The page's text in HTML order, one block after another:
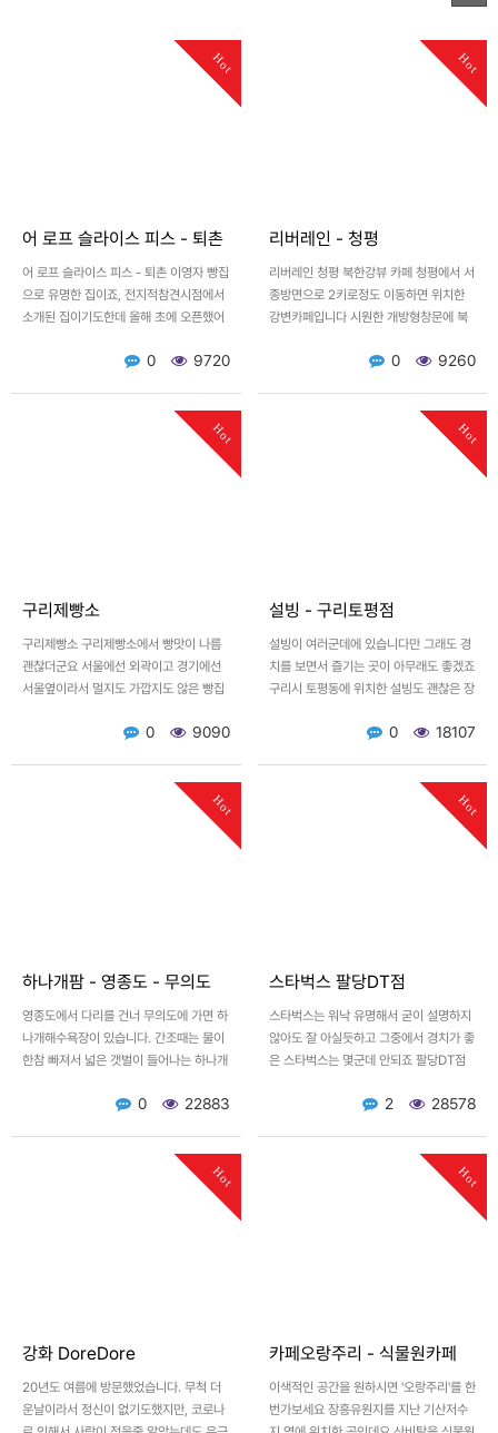
Hot
어 로프 슬라이스 피스 - 퇴촌
어 로프 슬라이스 피스 - 퇴촌 이영자 빵집
으로 유명한 집이죠, 전지적참견시점에서
소개된 집이기도한데 올해 초에 오픈했어
0 9720
Hot
리버레인 - 청평
리버레인 청평 북한강뷰 카페 청평에서 서
종방면으로 2키로정도 이동하면 위치한
강변카페입니다 시원한 개방형창문에 북
가 필수로 이야기를하는데 사실…
0 9260
Hot
구리제빵소
구리제빵소 구리제빵소에서 빵맛이 나름
괜찮더군요 서울에선 외곽이고 경기에선
서울옆이라서 멀지도 가깝지도 않은 빵집
2022-10-31 16:36:… 0 9090
Hot
설빙 - 구리토평점
설빙이 여러군데에 있습니다만 그래도 경
치를 보면서 즐기는 곳이 아무래도 좋겠죠
구리시 토평동에 위치한 설빙도 괜찮은 장
전해본 떡볶이(빙수집에…
0 18107
Hot
하나개팜 - 영종도 - 무의도
영종도에서 다리를 건너 무의도에 가면 하
나개해수욕장이 있습니다. 간조때는 물이
한참 빠져서 넓은 갯벌이 들어나는 하나개
커피를 즐기고 싶으시…0 22883
Hot
스타벅스 팔당DT점
스타벅스는 워낙 유명해서 굳이 설명하지
않아도 잘 아실듯하고 그중에서 경치가 좋
은 스타벅스는 몇군데 안되죠 팔당DT점
히 노을질무렵이 멋집니…
2 28578
Hot
강화 DoreDore
20년도 여름에 방문했었습니다. 무척 더
운날이라서 정신이 없기도했지만, 코로나
Hot
카페오랑주리 - 식물원카페
이색적인 공간을 원하시면 '오랑주리'를 한
번가보세요 장흥유원지를 지난 기산저수